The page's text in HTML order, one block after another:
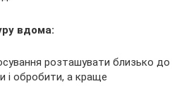
вдома:
розташувати близько до
і обробити, а краще